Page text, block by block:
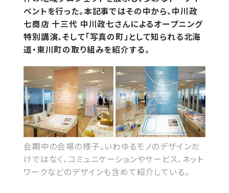
ベントを行った。本記事ではその中から、中川政
七商店 十三代 中川政七さんによるオープニング
特別講演、そして「写真の町」として知られる北海
道・東川町の取り組みを紹介する。
会期中の会場の様子。いわゆるモノのデザインだ
けではなく、コミュニケーションやサービス、ネット
ワークなどのデザインも含めて紹介している。